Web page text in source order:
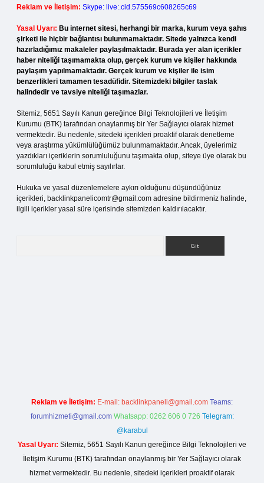
Reklam ve İletişim: Skype: live:.cid.575569c608265c69
Yasal Uyarı: Bu internet sitesi, herhangi bir marka, kurum veya şahıs
şirketi ile hiçbir bağlantısı bulunmamaktadır. Sitede yalnızca kendi
hazırladığımız makaleler paylaşılmaktadır. Burada yer alan içerikler
haber niteliği taşımamakta olup, gerçek kurum ve kişiler hakkında
paylaşım yapılmamaktadır. Gerçek kurum ve kişiler ile isim
benzerlikleri tamamen tesadüfidir. Sitemizdeki bilgiler taslak
halindedir ve tavsiye niteliği taşımazlar.
Sitemiz, 5651 Sayılı Kanun gereğince Bilgi Teknolojileri ve İletişim
Kurumu (BTK) tarafından onaylanmış bir Yer Sağlayıcı olarak hizmet
vermektedir. Bu nedenle, sitedeki içerikleri proaktif olarak denetleme
veya araştırma yükümlülüğümüz bulunmamaktadır. Ancak, üyelerimiz
yazdıkları içeriklerin sorumluluğunu taşımakta olup, siteye üye olarak bu
sorumluluğu kabul etmiş sayılırlar.
Hukuka ve yasal düzenlemelere aykırı olduğunu düşündüğünüz
içerikleri, backlinkpanelicomtr@gmail.com adresine bildirmeniz halinde,
ilgili içerikler yasal süre içerisinde sitemizden kaldırılacaktır.
Reklam ve İletişim: E-mail: backlinkpaneli@gmail.com Teams:
forumhizmeti@gmail.com Whatsapp: 0262 606 0 726 Telegram:
@karabul
Yasal Uyarı: Sitemiz, 5651 Sayılı Kanun gereğince Bilgi Teknolojileri ve
İletişim Kurumu (BTK) tarafından onaylanmış bir Yer Sağlayıcı olarak
hizmet vermektedir. Bu nedenle, sitedeki içerikleri proaktif olarak